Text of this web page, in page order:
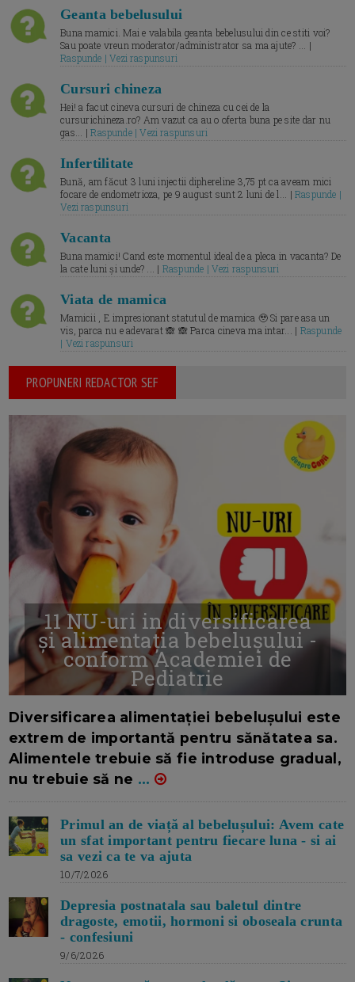
Geanta bebelusului
Buna mamici. Mai e valabila geanta bebelusului din ce stiti voi?
Sau poate vreun moderator/administrator sa ma ajute? ... |
Raspunde | Vezi raspunsuri
Cursuri chineza
Hei! a facut cineva cursuri de chineza cu cei de la
cursurichineza.ro? Am vazut ca au o oferta buna pe site dar nu
gas... |Raspunde | Vezi raspunsuri
Infertilitate
Bună, am făcut 3 luni injectii diphereline 3,75 pt ca aveam mici
focare de endometrioza, pe 9 august sunt 2 luni de l... |Raspunde |
Vezi raspunsuri
Vacanta
Buna mamici! Cand este momentul ideal de a pleca in vacanta? De
la cate luni și unde? ... | Raspunde | Vezi raspunsuri
Viata de mamica
Mamicii , E impresionant statutul de mamica 🥹 Si pare asa un
vis, parca nu e adevarat 🙈 🙈 Parca cineva ma intar... | Raspunde
| Vezi raspunsuri
PROPUNERI REDACTOR SEF
11 NU-uri in diversificarea
și alimentația bebelușului -
conform Academiei de
Pediatrie
Diversificarea alimentației bebelușului este
extrem de importantă pentru sănătatea sa.
Alimentele trebuie să fie introduse gradual,
nu trebuie să ne ...
Primul an de viață al bebelușului: Avem cate
un sfat important pentru fiecare luna - si ai
sa vezi ca te va ajuta
10/7/2026
Depresia postnatala sau baletul dintre
dragoste, emotii, hormoni si oboseala crunta
- confesiuni
9/6/2026